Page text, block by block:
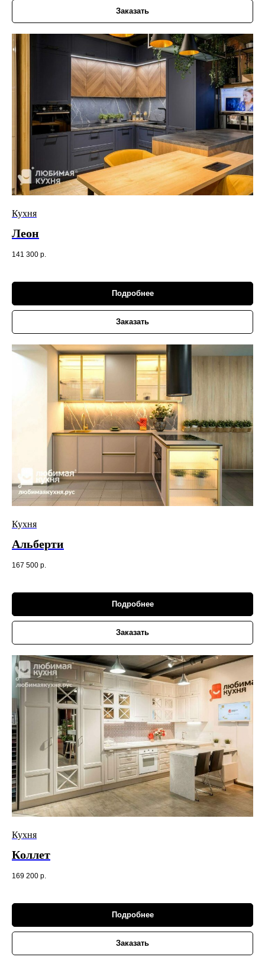
Заказать
Кухня
Леон
141 300 р.
Подробнее
Заказать
Кухня
Альберти
167 500 р.
Подробнее
Заказать
Кухня
Коллет
169 200 р.
Подробнее
Заказать